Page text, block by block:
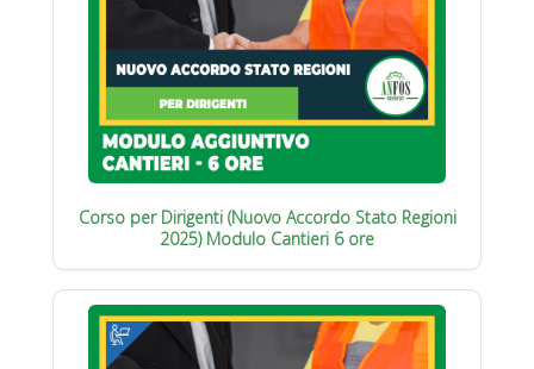
Corso per Dirigenti (Nuovo Accordo Stato Regioni
2025) Modulo Cantieri 6 ore